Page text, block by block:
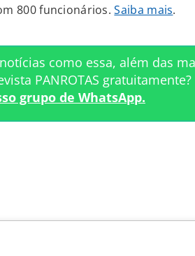
800 funcionários.Saiba mais.
como essa, além das
PANROTAS gratuitamente?
grupo de WhatsApp.